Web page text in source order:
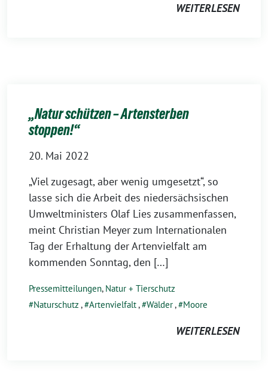
WEITERLESEN
„Natur schützen – Artensterben
stoppen!“
20. Mai 2022
„Viel zugesagt, aber wenig umgesetzt“, so
lasse sich die Arbeit des niedersächsischen
Umweltministers Olaf Lies zusammenfassen,
meint Christian Meyer zum Internationalen
Tag der Erhaltung der Artenvielfalt am
kommenden Sonntag, den […]
Pressemitteilungen, Natur + Tierschutz
Naturschutz , Artenvielfalt, Wälder, Moore
WEITERLESEN